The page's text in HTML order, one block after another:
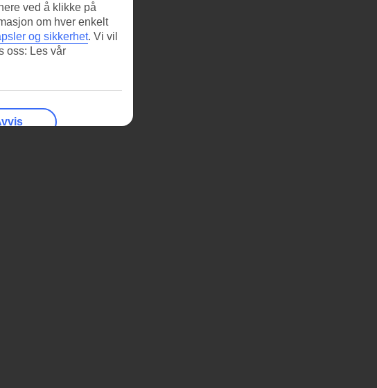
ved å klikke på
om hver enkelt
og sikkerhet. Vi vil
oss: Les vår